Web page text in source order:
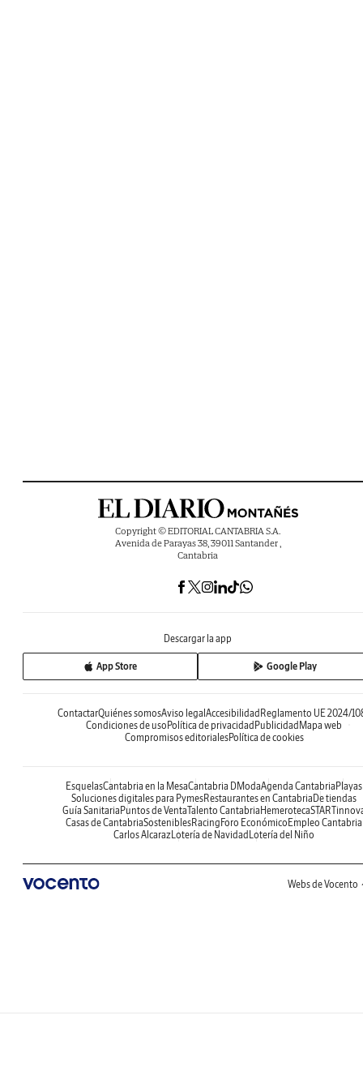
Copyright © EDITORIAL CANTABRIA S.A.
Avenida de Parayas 38, 39011 Santander ,
Cantabria
Descargar la app
App Store Google Play
ContactarQuiénes somosAviso legalAccesibilidadReglamento UE 2024/
Condiciones de usoPolítica de privacidadPublicidadMapa web
Compromisos editorialesPolítica de cookies
EsquelasCantabria en la MesaCantabria DModaAgenda CantabriaPlayas
Soluciones digitales para PymesRestaurantes en CantabriaDe tiendas
Guía SanitariaPuntos de VentaTalento CantabriaHemeroteca
Casas de CantabriaSosteniblesRacingForo EconómicoEmpleo Cantabria
Carlos AlcarazLotería de NavidadLotería del Niño
Webs de Vocento